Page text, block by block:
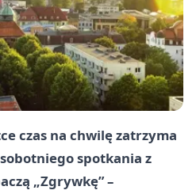
czas na chwilę zatrzyma
spotkania z
„Zgrywkę” –